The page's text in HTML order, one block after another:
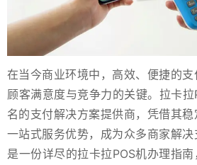
在当今商业环境中，高效、便捷的
顾客满意度与竞争力的关键。拉卡
名的支付解决方案提供商，凭借其
一站式服务优势，成为众多商家解
是一份详尽的拉卡拉POS机办理指